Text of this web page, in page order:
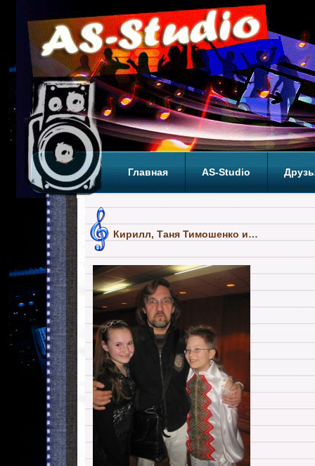
Главная AS-Studio
Кирилл, Таня Тимошенко и…